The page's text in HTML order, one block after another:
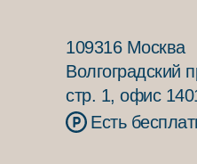
109316 Москва
Волгоградский
стр. 1, офис
Есть